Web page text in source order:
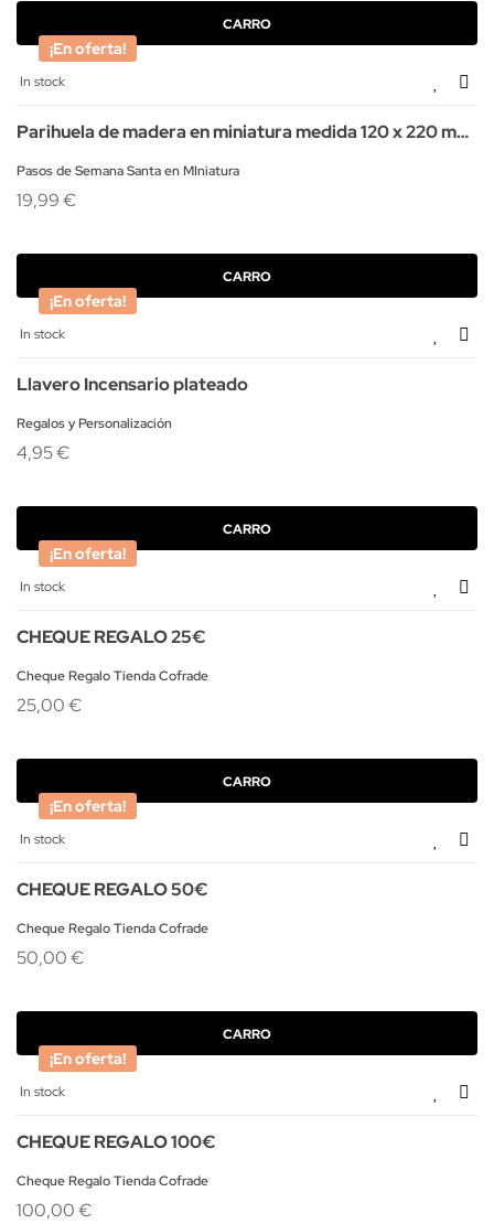
¡En oferta!
CARRO
In stock
Parihuela de madera en miniatura medida 120 x 220 mm.
Color natural
Pasos de Semana Santa en MIniatura
19,99 €
¡En oferta!
CARRO
In stock
Llavero Incensario plateado
Regalos y Personalización
4,95 €
¡En oferta!
CARRO
In stock
CHEQUE REGALO 25€
Cheque Regalo Tienda Cofrade
25,00 €
¡En oferta!
CARRO
In stock
CHEQUE REGALO 50€
Cheque Regalo Tienda Cofrade
50,00 €
¡En oferta!
CARRO
In stock
CHEQUE REGALO 100€
Cheque Regalo Tienda Cofrade
100,00 €